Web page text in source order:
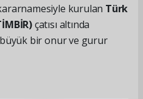
kurulan Türk
çatısı altında
bir onur ve gurur